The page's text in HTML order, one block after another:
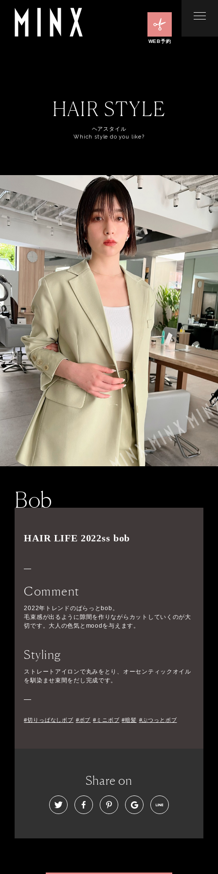
WEB予約
HAIR STYLE
ヘアスタイル
Which style do you like?
Bob
HAIR LIFE 2022ss bob
Comment
2022年トレンドのぱらっとbob。
毛束感が出るように隙間を作りながらカットしていくのが大
切です。大人の色気とmoodを与えます。
Styling
ストレートアイロンで丸みをとり、オーセンティックオイル
を馴染ませ束間をだし完成です。
#切りっぱなしボブ #ボブ #ミニボブ #暗髪 #ぷつっとボブ
Share on